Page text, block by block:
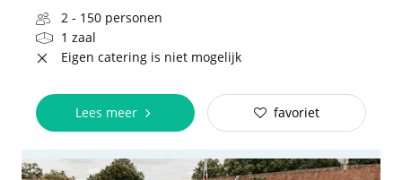
2 - 150 personen
1 zaal
Eigen catering is niet mogelijk
Lees meer favoriet